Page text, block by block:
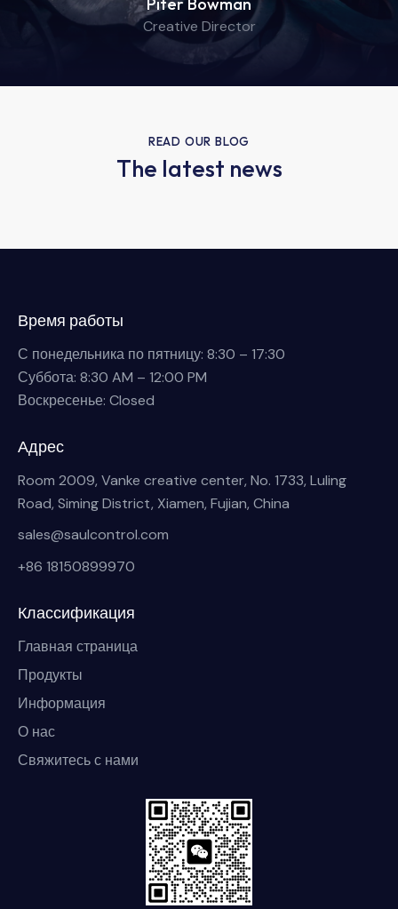
Piter Bowman
Creative Director
READ OUR BLOG
The latest news
Время работы
С понедельника по пятницу: 8:30 – 17:30
Суббота: 8:30 AM – 12:00 PM
Воскресенье: Closed
Адрес
Room 2009, Vanke creative center, No. 1733, Luling
Road, Siming District, Xiamen, Fujian, China
sales@saulcontrol.com
+86 18150899970
Классификация
Главная страница
Продукты
Информация
О нас
Свяжитесь с нами